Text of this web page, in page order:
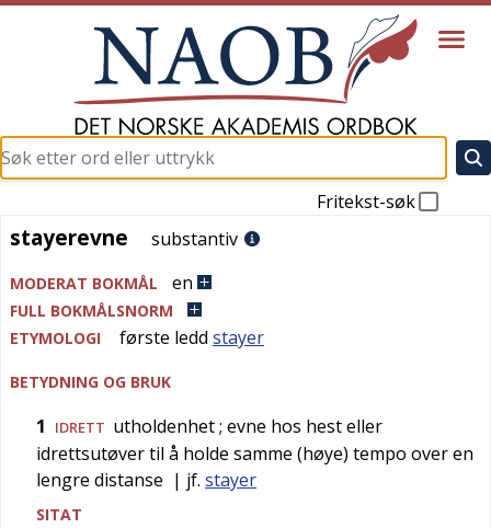
Fritekst-søk
stayerevne
stayerevne substantiv
MODERAT BOKMÅL en
FULL BOKMÅLSNORM
ETYMOLOGI
første ledd stayer
BETYDNING OG BRUK
1 IDRETT utholdenhet; evne hos hest eller
idrettsutøver til å holde samme (høye) tempo over en
lengre distanse | jf. stayer
SITAT